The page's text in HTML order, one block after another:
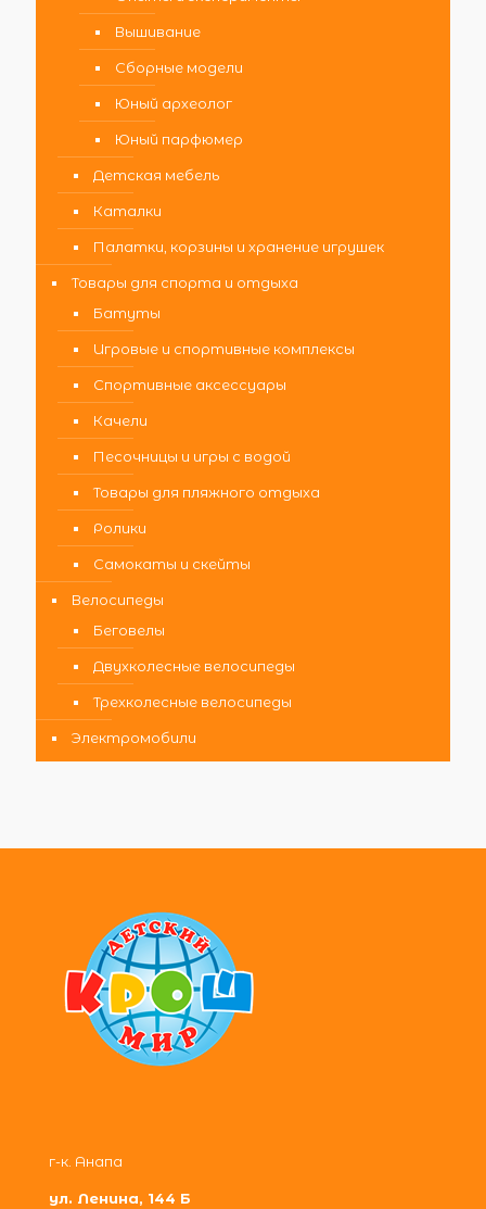
Вышивание
Сборные модели
Юный археолог
Юный парфюмер
Детская мебель
Каталки
Палатки, корзины и хранение игрушек
Товары для спорта и отдыха
Батуты
Игровые и спортивные комплексы
Спортивные аксессуары
Качели
Песочницы и игры с водой
Товары для пляжного отдыха
Ролики
Самокаты и скейты
Велосипеды
Беговелы
Двухколесные велосипеды
Трехколесные велосипеды
Электромобили
г-к. Анапа
ул. Ленина, 144 Б